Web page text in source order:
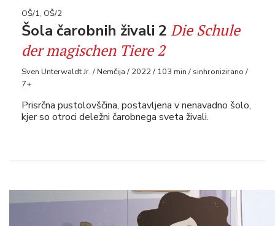
OŠ/1, OŠ/2
Šola čarobnih živali 2 Die Schule
der magischen Tiere 2
Sven Unterwaldt Jr. / Nemčija / 2022 / 103 min / sinhronizirano /
7+
Prisrčna pustolovščina, postavljena v nenavadno šolo,
kjer so otroci deležni čarobnega sveta živali.